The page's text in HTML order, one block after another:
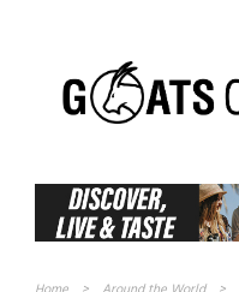
Home > Around the World >